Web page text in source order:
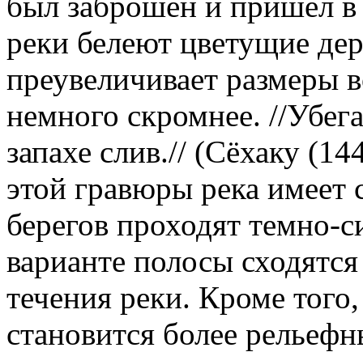
реки белеют цветущие
преувеличивает размеры
немного скромнее. //
запахе слив.// (Сёхаку
этой гравюры река имеет
берегов проходят
варианте полосы
течения реки. Кроме
становится более